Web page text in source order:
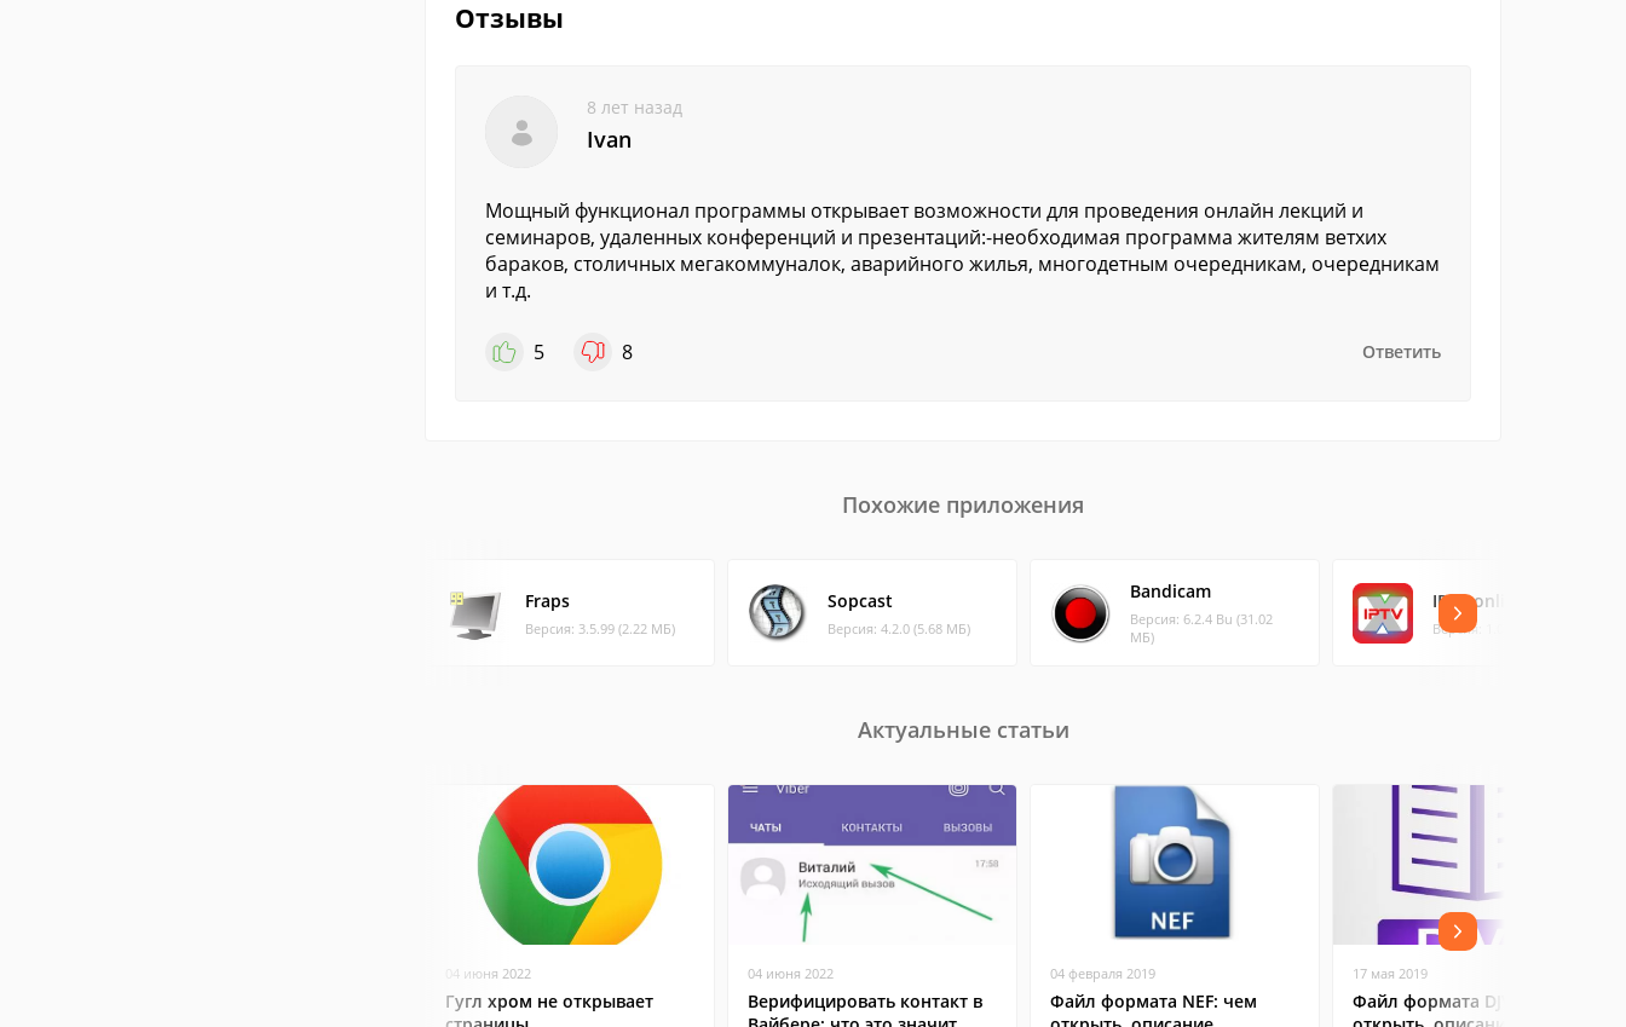
Отзывы
8 лет назад
Ivan
Мощный функционал программы открывает возможности для проведения онлайн лекций и
семинаров, удаленных конференций и презентаций:-необходимая программа жителям ветхих
бараков, столичных мегакоммуналок, аварийного жилья, многодетным очередникам, очередникам
и т.д.
5 8 Ответить
Похожие приложения
Fraps
Версия: 3.5.99 (2.22 МБ)
Sopcast
Версия: 4.2.0 (5.68 МБ)
Bandicam
Версия: 6.2.4 Bu (31.02
МБ)
IPTV online
Версия: 1.0 (0.58 МБ)
Актуальные статьи
04 июня 2022
Гугл хром не открывает
04 июня 2022
Верифицировать контакт в
04 февраля 2019
Файл формата NEF: чем
17 мая 2019
Файл формата DJVu: чем